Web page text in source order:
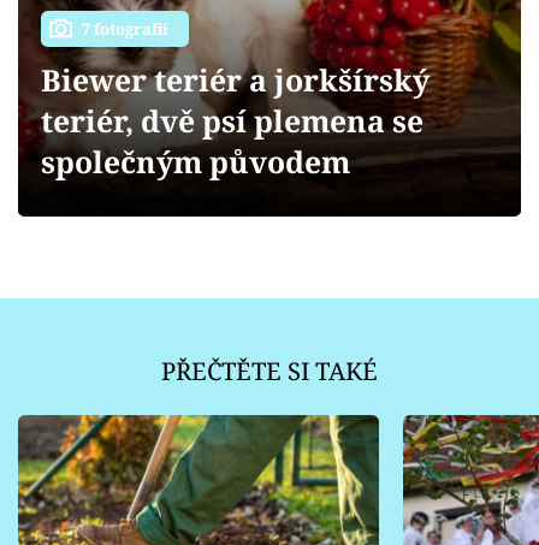
Přihlášení
Sledujte nás
7 fotografií
Biewer teriér a jorkšírský
teriér, dvě psí plemena se
společným původem
PŘEČTĚTE SI TAKÉ